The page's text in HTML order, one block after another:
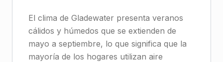
El clima de Gladewater presenta veranos
cálidos y húmedos que se extienden de
mayo a septiembre, lo que significa que la
mayoría de los hogares utilizan aire